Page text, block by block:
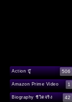
Action บู๊ 506
Amazon Prime Video 1
Biography ชีวิตจริง 42